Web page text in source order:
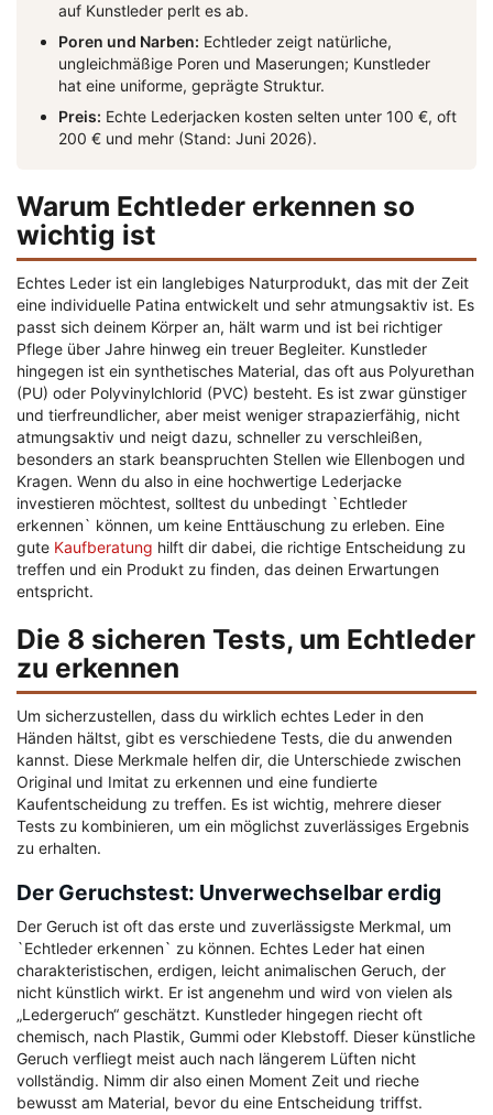
auf Kunstleder perlt es ab.
Poren und Narben: Echtleder zeigt natürliche,
ungleichmäßige Poren und Maserungen; Kunstleder
hat eine uniforme, geprägte Struktur.
Preis: Echte Lederjacken kosten selten unter 100 €, oft
200 € und mehr (Stand: Juni 2026).
Warum Echtleder erkennen so
wichtig ist
Echtes Leder ist ein langlebiges Naturprodukt, das mit der Zeit
eine individuelle Patina entwickelt und sehr atmungsaktiv ist. Es
passt sich deinem Körper an, hält warm und ist bei richtiger
Pflege über Jahre hinweg ein treuer Begleiter. Kunstleder
hingegen ist ein synthetisches Material, das oft aus Polyurethan
(PU) oder Polyvinylchlorid (PVC) besteht. Es ist zwar günstiger
und tierfreundlicher, aber meist weniger strapazierfähig, nicht
atmungsaktiv und neigt dazu, schneller zu verschleißen,
besonders an stark beanspruchten Stellen wie Ellenbogen und
Kragen. Wenn du also in eine hochwertige Lederjacke
investieren möchtest, solltest du unbedingt `Echtleder
erkennen` können, um keine Enttäuschung zu erleben. Eine
gute Kaufberatung hilft dir dabei, die richtige Entscheidung zu
treffen und ein Produkt zu finden, das deinen Erwartungen
entspricht.
Die 8 sicheren Tests, um Echtleder
zu erkennen
Um sicherzustellen, dass du wirklich echtes Leder in den
Händen hältst, gibt es verschiedene Tests, die du anwenden
kannst. Diese Merkmale helfen dir, die Unterschiede zwischen
Original und Imitat zu erkennen und eine fundierte
Kaufentscheidung zu treffen. Es ist wichtig, mehrere dieser
Tests zu kombinieren, um ein möglichst zuverlässiges Ergebnis
zu erhalten.
Der Geruchstest: Unverwechselbar erdig
Der Geruch ist oft das erste und zuverlässigste Merkmal, um
`Echtleder erkennen` zu können. Echtes Leder hat einen
charakteristischen, erdigen, leicht animalischen Geruch, der
nicht künstlich wirkt. Er ist angenehm und wird von vielen als
„Ledergeruch“ geschätzt. Kunstleder hingegen riecht oft
chemisch, nach Plastik, Gummi oder Klebstoff. Dieser künstliche
Geruch verfliegt meist auch nach längerem Lüften nicht
vollständig. Nimm dir also einen Moment Zeit und rieche
bewusst am Material, bevor du eine Entscheidung triffst.